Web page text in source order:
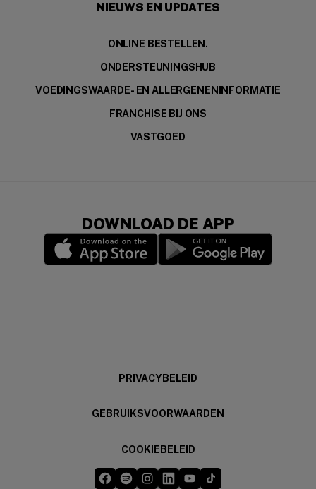
NIEUWS EN UPDATES
ONLINE BESTELLEN.
ONDERSTEUNINGSHUB
VOEDINGSWAARDE- EN ALLERGENENINFORMATIE
FRANCHISE BIJ ONS
VASTGOED
DOWNLOAD DE APP
PRIVACYBELEID
GEBRUIKSVOORWAARDEN
COOKIEBELEID
Five Guys op Facebook
Five Guys op Spotify
Five Guys op Instagram
Five Guys op LinkedIn
Five Guys op YouTube
Five Guys op TikTok